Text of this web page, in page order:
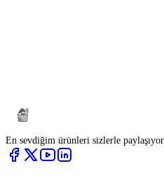
En sevdiğim ürünleri sizlerle